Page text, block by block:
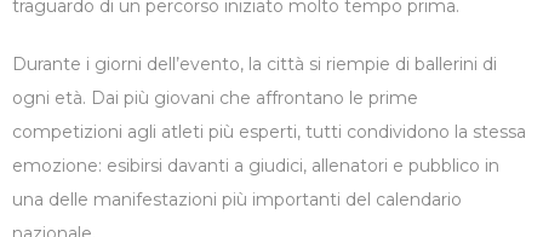
traguardo di un percorso iniziato molto tempo prima.
Durante i giorni dell’evento, la città si riempie di ballerini di
ogni età. Dai più giovani che affrontano le prime
competizioni agli atleti più esperti, tutti condividono la stessa
emozione: esibirsi davanti a giudici, allenatori e pubblico in
una delle manifestazioni più importanti del calendario